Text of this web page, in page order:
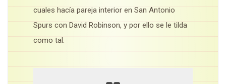
cuales hacía pareja interior en San Antonio
Spurs con David Robinson, y por ello se le tilda
como tal.